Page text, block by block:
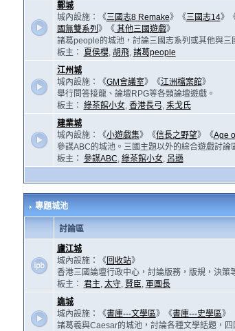
鄴城
城內設施：《三國志8 Remake》《三國志14》
國無雙系列 》《其他三國遊戲》
諸葛people的城池，討論三國志系列或其他與三
板主：
夏侯櫻, 胡飛, 諸葛people
江州城
城內設施：《GM會議室》《江洲檔案館》
舉行問答接龍、論壇RPG等各類論壇遊戲。
板主： 綠茶館小女, 香港長弓, 耒戈氏
建業城
城內設施：《小遊戲集》《信長之野望》《Age
參謀ABC的城池。三國主題以外的綜合遊戲討論
板主： 參謀ABC, 綠茶館小女, 呂遜
專題城池
討論區
廬江城
城內設施：《回收站》
香港三國論壇行政中心，討論版務，版規，決策
板主： 君主, 太守, 賢臣, 軍團長
譙城
城內設施：《書庫---文學區》《書庫---史學區》
諸葛羲與Caesar的城池，討論各種文學話題，